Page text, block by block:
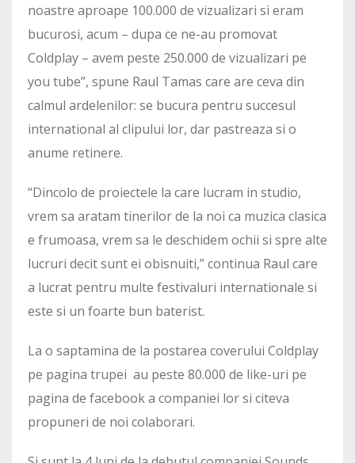
noastre aproape 100.000 de vizualizari si eram
bucurosi, acum – dupa ce ne-au promovat
Coldplay – avem peste 250.000 de vizualizari pe
you tube”, spune Raul Tamas care are ceva din
calmul ardelenilor: se bucura pentru succesul
international al clipului lor, dar pastreaza si o
anume retinere.
“Dincolo de proiectele la care lucram in studio,
vrem sa aratam tinerilor de la noi ca muzica clasica
e frumoasa, vrem sa le deschidem ochii si spre alte
lucruri decit sunt ei obisnuiti,” continua Raul care
a lucrat pentru multe festivaluri internationale si
este si un foarte bun baterist.
La o saptamina de la postarea coverului Coldplay
pe pagina trupei au peste 80.000 de like-uri pe
pagina de facebook a companiei lor si citeva
propuneri de noi colaborari.